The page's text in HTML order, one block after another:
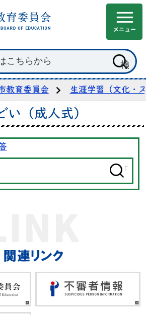
教育委員会 生涯学習（文化・
い（成人式）